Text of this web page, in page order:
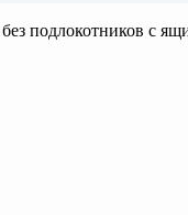
подлокотников с